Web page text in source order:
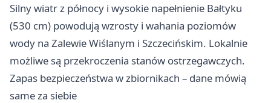
Silny wiatr z północy i wysokie napełnienie Bałtyku
(530 cm) powodują wzrosty i wahania poziomów
wody na Zalewie Wiślanym i Szczecińskim. Lokalnie
możliwe są przekroczenia stanów ostrzegawczych.
Zapas bezpieczeństwa w zbiornikach – dane mówią
same za siebie